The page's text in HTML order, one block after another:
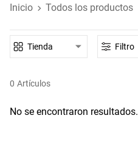
Inicio Todos los productos
0 Artículos
Tienda Filtro
No se encontraron resultados.